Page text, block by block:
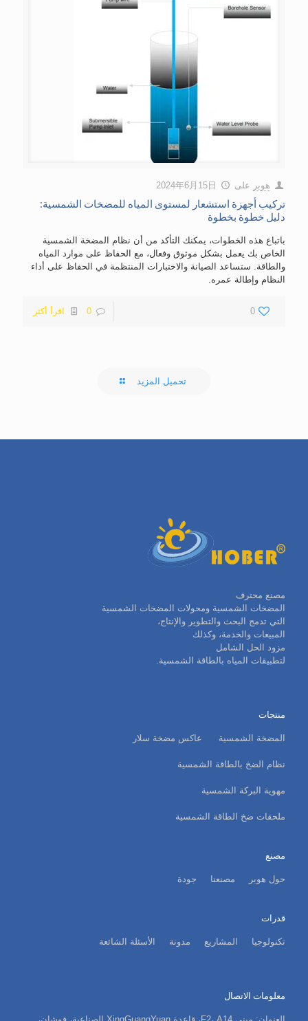
هوبر على 2024年6月15日
تركيب أجهزة استشعار لمستوى المياه للمضخات الشمسية:
دليل خطوة بخطوة
باتباع هذه الخطوات، يمكنك التأكد من أن نظام المضخة الشمسية
الخاص بك يعمل بشكل موثوق وفعال، مع الحفاظ على موارد المياه
والطاقة. ستساعد الصيانة والاختبارات المنتظمة في الحفاظ على أداء
النظام وإطالة عمره.
0
0 اقرأ أكثر
تحميل المزيد
مصنع محترف
المضخات الشمسية ومحولات المضخات الشمسية
التي تدمج البحث والتطوير والإنتاج،
المبيعات والخدمة، وكذلك
مزود الحل الشامل
لتطبيقات المياه بالطاقة الشمسية.
منتجات
المضخة الشمسية عاكس مضخة سلار
نظام الضخ بالطاقة الشمسية
مهوية البركة الشمسية
ملحقات ضخ الطاقة الشمسية
مصنع
حول هوبر مصنعنا جودة
قدرات
تكنولوجيا المشاريع مدونة الأسئلة الشائعة
معلومات الاتصال